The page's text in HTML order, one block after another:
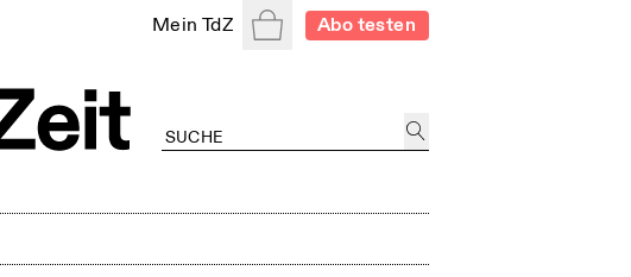
Mein TdZ WarenkorbAbo testen